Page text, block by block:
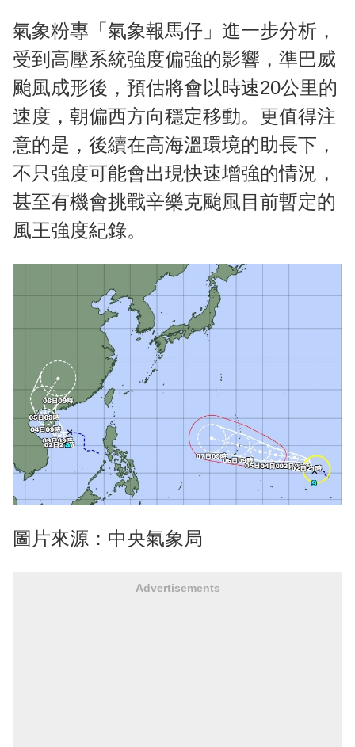
氣象粉專「氣象報馬仔」進一步分析，
受到高壓系統強度偏強的影響，準巴威
颱風成形後，預估將會以時速20公里的
速度，朝偏西方向穩定移動。更值得注
意的是，後續在高海溫環境的助長下，
不只強度可能會出現快速增強的情況，
甚至有機會挑戰辛樂克颱風目前暫定的
風王強度紀錄。
圖片來源：中央氣象局
Advertisements